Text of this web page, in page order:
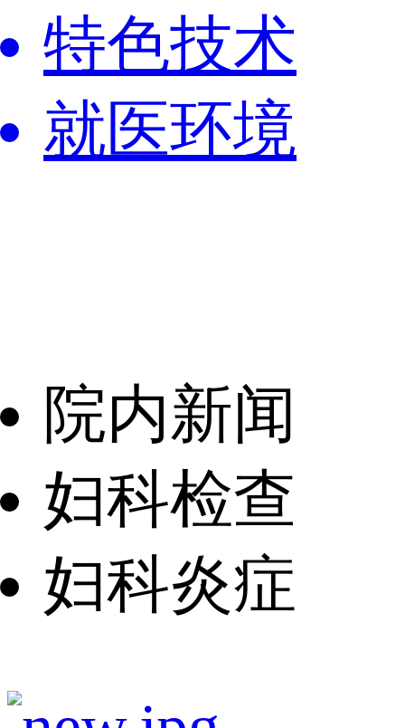
特色技术
就医环境
院内新闻
妇科检查
妇科炎症